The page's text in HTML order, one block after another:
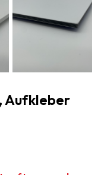
Aufkleber